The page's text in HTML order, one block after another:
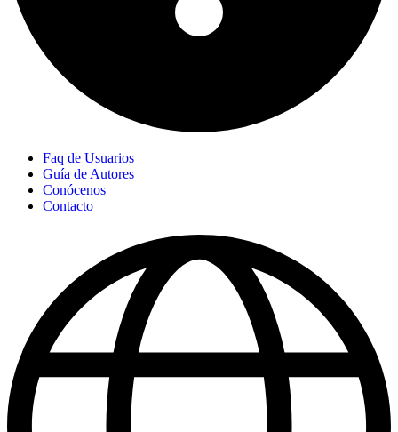
Faq de Usuarios
Guía de Autores
Conócenos
Contacto